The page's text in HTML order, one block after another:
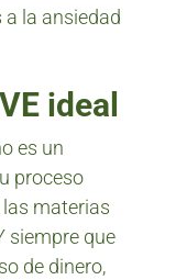
la ansiedad
ideal
es un
proceso
materias
siempre que
de dinero,